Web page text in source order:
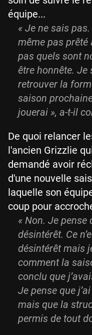
équipe...
« Je ne sais
même pas
pas quels sont
être honnête.
retrouver la
saison
jouerai », a-t-il
De quoi relancer
l'ancien Grizzlie
demandé avoir
d'une nouvelle
laquelle son
coup pour
« Non. Je pense
désintérêt. Ce
désintérêt mais
comment la
conclu que
Je pense que
mais que la
permis de tout